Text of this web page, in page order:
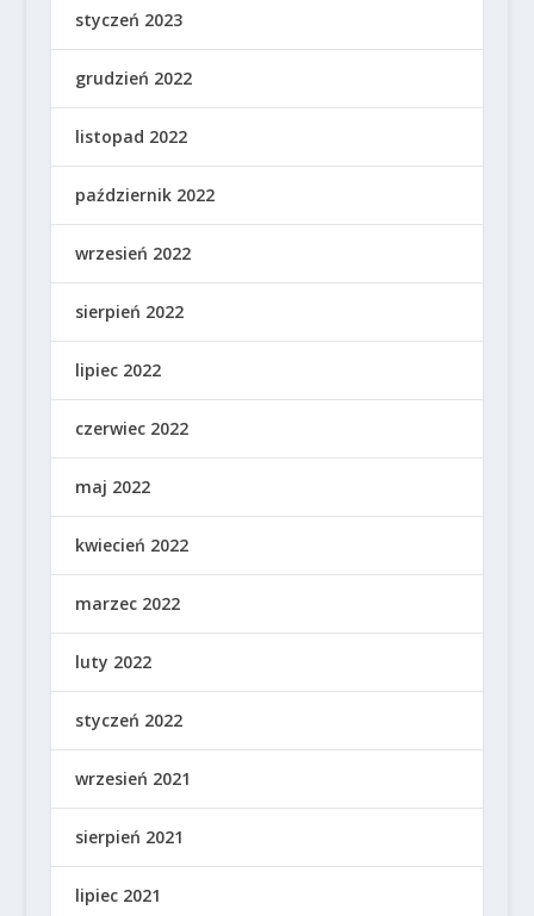
styczeń 2023
grudzień 2022
listopad 2022
październik 2022
wrzesień 2022
sierpień 2022
lipiec 2022
czerwiec 2022
maj 2022
kwiecień 2022
marzec 2022
luty 2022
styczeń 2022
wrzesień 2021
sierpień 2021
lipiec 2021